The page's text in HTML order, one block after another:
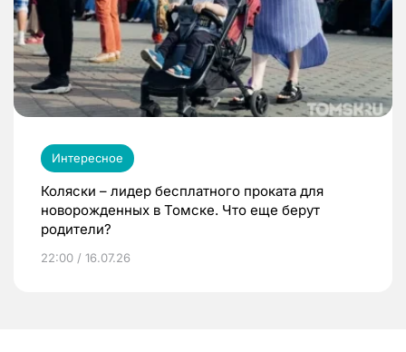
Интересное
Коляски – лидер бесплатного проката для
новорожденных в Томске. Что еще берут
родители?
22:00 / 16.07.26